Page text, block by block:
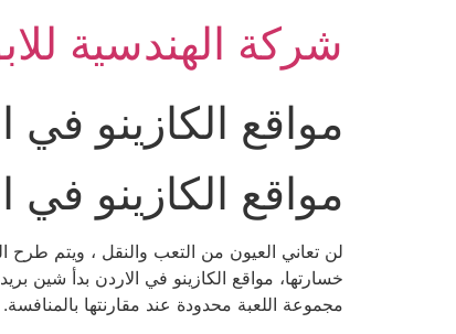
شركة الهندسية
مواقع الكازينو في
مواقع الكازينو في
لن تعاني العيون من التعب والنقل ، ويتم طرح
خسارتها، مواقع الكازينو في الاردن بدأ شين
مجموعة اللعبة محدودة عند مقارنتها بالمنافسة.